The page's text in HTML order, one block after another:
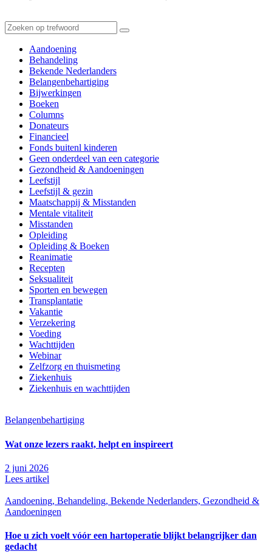
Aandoening
Behandeling
Bekende Nederlanders
Belangenbehartiging
Bijwerkingen
Boeken
Columns
Donateurs
Financieel
Fonds buitenl kinderen
Geen onderdeel van een categorie
Gezondheid & Aandoeningen
Leefstijl
Leefstijl & gezin
Maatschappij & Misstanden
Mentale vitaliteit
Misstanden
Opleiding
Opleiding & Boeken
Reanimatie
Recepten
Seksualiteit
Sporten en bewegen
Transplantatie
Vakantie
Verzekering
Voeding
Wachttijden
Webinar
Zelfzorg en thuismeting
Ziekenhuis
Ziekenhuis en wachttijden
Belangenbehartiging
Wat onze lezers raakt, helpt en inspireert
2 juni 2026
Lees artikel
Aandoening, Behandeling, Bekende Nederlanders, Gezondheid &
Aandoeningen
Hoe u zich voelt vóór een hartoperatie blijkt belangrijker dan
gedacht